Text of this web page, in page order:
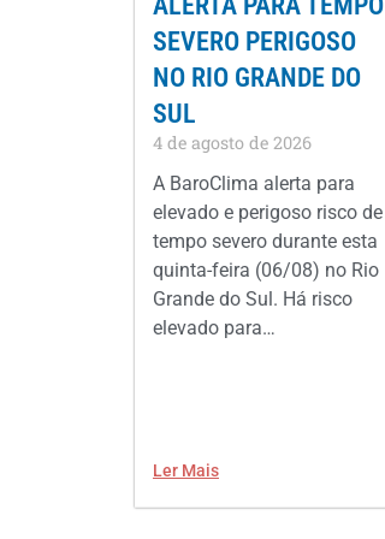
SEVERO PERIGOSO
NO RIO GRANDE DO
SUL
4 de agosto de 2026
A BaroClima alerta para
elevado e perigoso risco de
tempo severo durante esta
quinta-feira (06/08) no Rio
Grande do Sul. Há risco
elevado para…
Ler Mais